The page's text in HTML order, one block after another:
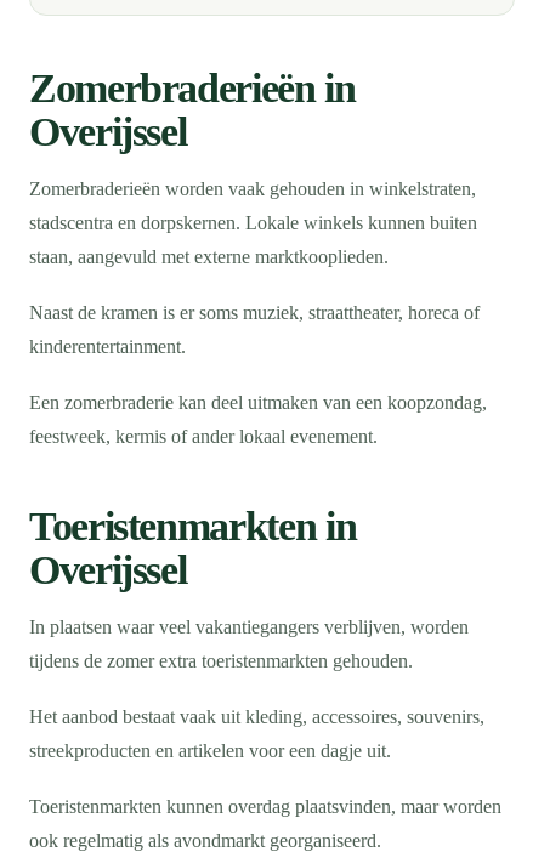
Zomerbraderieën in
Overijssel
Zomerbraderieën worden vaak gehouden in winkelstraten,
stadscentra en dorpskernen. Lokale winkels kunnen buiten
staan, aangevuld met externe marktkooplieden.
Naast de kramen is er soms muziek, straattheater, horeca of
kinderentertainment.
Een zomerbraderie kan deel uitmaken van een koopzondag,
feestweek, kermis of ander lokaal evenement.
Toeristenmarkten in
Overijssel
In plaatsen waar veel vakantiegangers verblijven, worden
tijdens de zomer extra toeristenmarkten gehouden.
Het aanbod bestaat vaak uit kleding, accessoires, souvenirs,
streekproducten en artikelen voor een dagje uit.
Toeristenmarkten kunnen overdag plaatsvinden, maar worden
ook regelmatig als avondmarkt georganiseerd.